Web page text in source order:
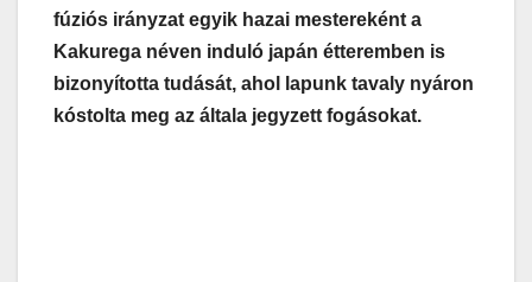
fúziós irányzat egyik hazai mestereként a
Kakurega néven induló japán étteremben is
bizonyította tudását, ahol lapunk tavaly nyáron
kóstolta meg az általa jegyzett fogásokat.